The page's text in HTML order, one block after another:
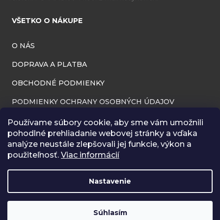
Používame súbory cookie, aby sme vám umožnili
pohodlné prehliadanie webovej stránky a vďaka
analýze neustále zlepšovali jej funkcie, výkon a
použiteľnosť. Viac informácií
Nastavenie
Súhlasím
VŠETKO O NÁKUPE
O NÁS
DOPRAVA A PLATBA
OBCHODNÉ PODMIENKY
PODMIENKY OCHRANY OSOBNÝCH ÚDAJOV
INFORMÁCIE O PREVÁDZKOVATEĽOVI
REKLAMAČNÝ PORIADOK
ODSTÚPENIE OD ZMLUVY (VRÁTENIE TOVARU)
RÔZNA GALÉRIA